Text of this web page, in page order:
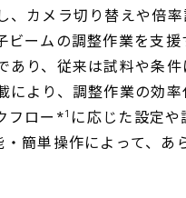
カメラ切り替えや倍
ームの調整作業を支
り、従来は試料や条
より、調整作業の効
フロー*1 に応じた設定
簡単操作によって、